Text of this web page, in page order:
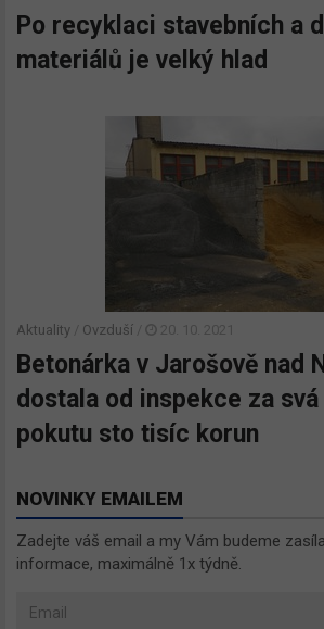
Po recyklaci stavebních a
materiálů je velký hlad
Aktuality Ovzduší 20. 10. 2021
Betonárka v Jarošově nad
dostala od inspekce za
pokutu sto tisíc korun
NOVINKY EMAILEM
Zadejte váš email a my Vám budeme
informace, maximálně 1x týdně.